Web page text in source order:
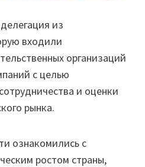
из
входили
организаций
с целью
и оценки
рынка.
ознакомились с
ростом страны,